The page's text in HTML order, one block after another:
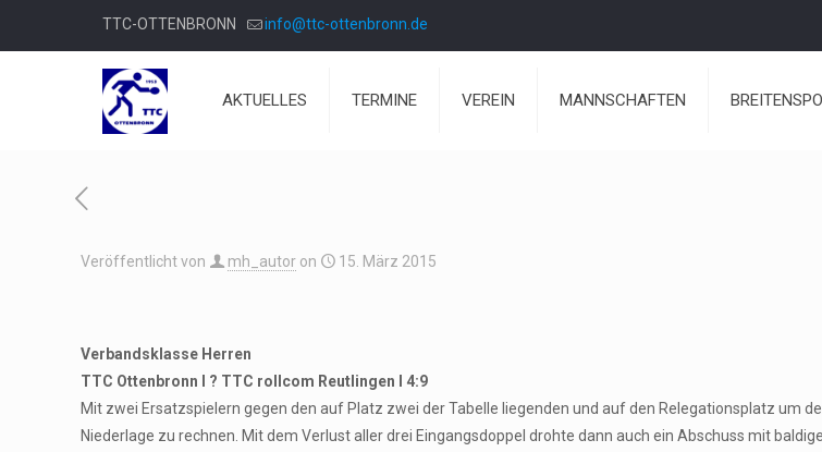
TTC-OTTENBRONN info@ttc-ottenbronn.de
AKTUELLES TERMINE VEREIN MANNSCHAFTEN
Veröffentlicht von mh_autor on 15. März 2015
Verbandsklasse Herren
TTC Ottenbronn I ? TTC rollcom Reutlingen I 4:9
Mit zwei Ersatzspielern gegen den auf Platz zwei der Tabelle liegenden und auf den Relegationsplatz um
Niederlage zu rechnen. Mit dem Verlust aller drei Eingangsdoppel drohte dann auch ein Abschuss mit